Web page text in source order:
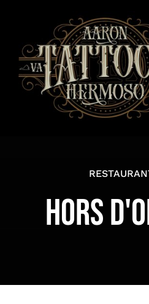
content
HORS